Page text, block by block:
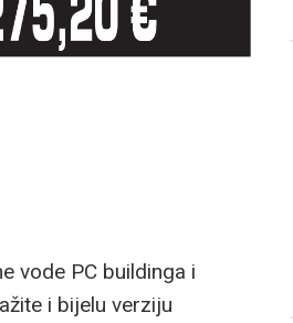
vode PC buildinga i
i bijelu verziju